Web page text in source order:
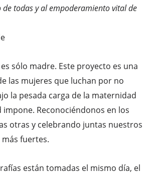
de todas y al empoderamiento vital de
sólo madre. Este proyecto es una
las mujeres que luchan por no
la pesada carga de la maternidad
impone. Reconociéndonos en los
otras y celebrando juntas nuestros
fuertes.
están tomadas el mismo día, el